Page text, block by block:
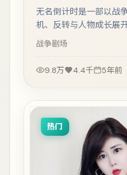
无名倒计时是一部以战
机、反转与人物成长展
观看。
战争剧场
9.8万 4.4千 5年前
热门